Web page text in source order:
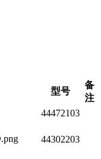
型号
备
注
44472103
44302203